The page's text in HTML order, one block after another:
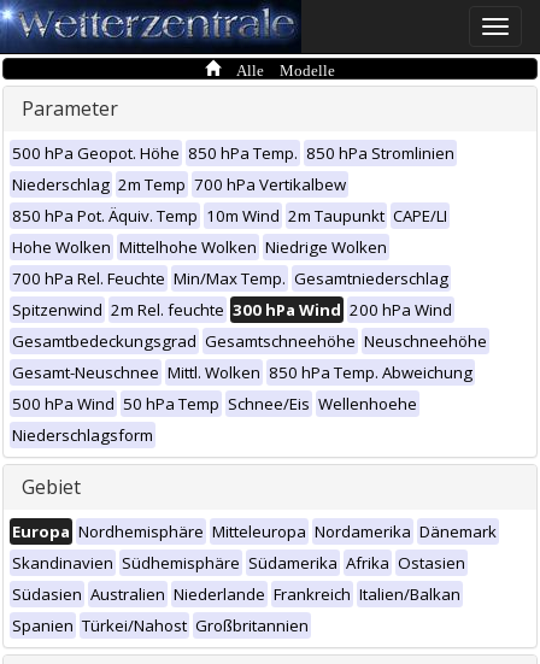
Toggle
Alle Modelle
Parameter
500 hPa Geopot. Höhe 850 hPa Temp. 850 hPa Stromlinien
Niederschlag 2m Temp 700 hPa Vertikalbew
850 hPa Pot. Äquiv. Temp 10m Wind 2m Taupunkt CAPE/LI
Hohe Wolken Mittelhohe Wolken Niedrige Wolken
700 hPa Rel. Feuchte Min/Max Temp. Gesamtniederschlag
Spitzenwind 2m Rel. feuchte 300 hPa Wind 200 hPa Wind
Gesamtbedeckungsgrad Gesamtschneehöhe Neuschneehöhe
Gesamt-Neuschnee Mittl. Wolken 850 hPa Temp. Abweichung
500 hPa Wind 50 hPa Temp Schnee/Eis Wellenhoehe
Niederschlagsform
Gebiet
Europa Nordhemisphäre Mitteleuropa Nordamerika Dänemark
Skandinavien Südhemisphäre Südamerika Afrika Ostasien
Südasien Australien Niederlande Frankreich Italien/Balkan
Spanien Türkei/Nahost Großbritannien